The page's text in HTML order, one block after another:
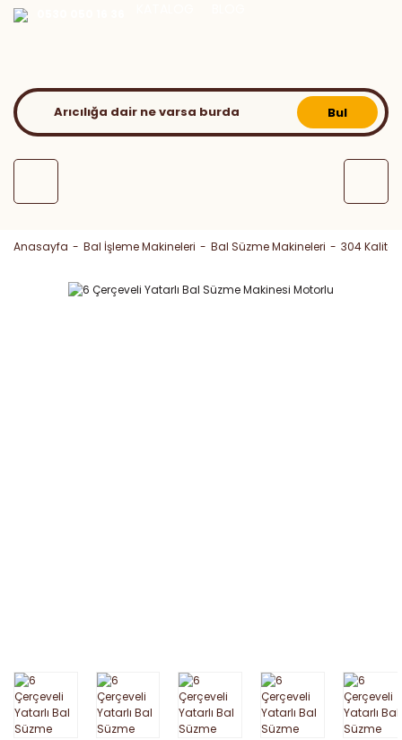
Bul
Anasayfa Bal İşleme Makineleri Bal Süzme Makineleri 304 Kalite